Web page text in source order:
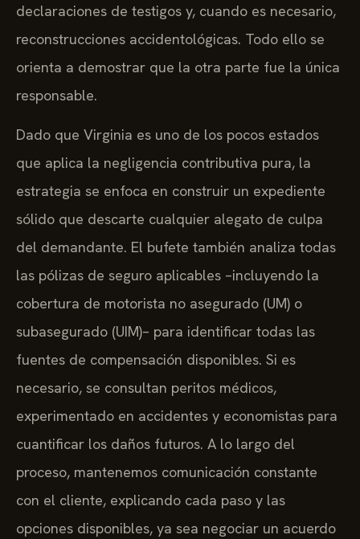
declaraciones de testigos y, cuando es necesario,
reconstrucciones accidentológicas. Todo ello se
orienta a demostrar que la otra parte fue la única
responsable.
Dado que Virginia es uno de los pocos estados
que aplica la negligencia contributiva pura, la
estrategia se enfoca en construir un expediente
sólido que descarte cualquier alegato de culpa
del demandante. El bufete también analiza todas
las pólizas de seguro aplicables –incluyendo la
cobertura de motorista no asegurado (UM) o
subasegurado (UIM)– para identificar todas las
fuentes de compensación disponibles. Si es
necesario, se consultan peritos médicos,
experimentado en accidentes y economistas para
cuantificar los daños futuros. A lo largo del
proceso, mantenemos comunicación constante
con el cliente, explicando cada paso y las
opciones disponibles, ya sea negociar un acuerdo